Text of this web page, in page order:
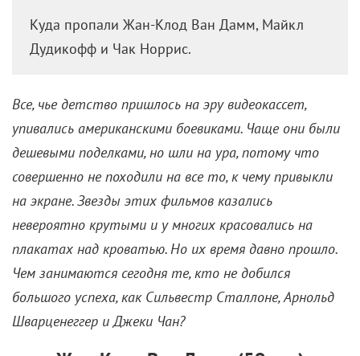
Портман похожей на героиню экранизации
готического романа.
Hobeika Couture